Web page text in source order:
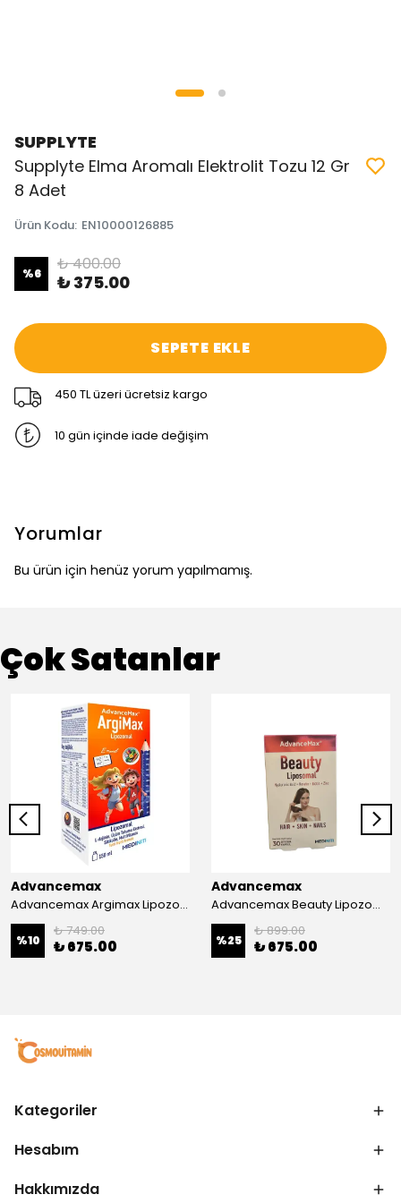
SUPPLYTE
Supplyte Elma Aromalı Elektrolit Tozu 12 Gr
8 Adet
Ürün Kodu: EN10000126885
%6 ₺ 400.00
₺ 375.00
SEPETE EKLE
450 TL üzeri ücretsiz kargo
10 gün içinde iade değişim
Yorumlar
Bu ürün için henüz yorum yapılmamış.
Çok Satanlar
Advancemax
Advancemax Argimax Lipozomal Sıvı 150 ml 8684375607587
%10
₺ 749.00
₺ 675.00
Advancemax
Advancemax Beauty Lipozomal Hyalüronik Asit Keratin Biotin Zn 30 Kapsül 8684375607556
%25
₺ 899.00
₺ 675.00
Kategoriler
Hesabım
Hakkımızda